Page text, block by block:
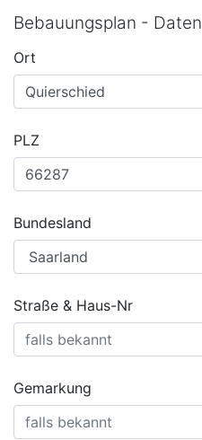
Bebauungsplan - Daten
Ort
PLZ
Bundesland
Straße & Haus-Nr
Gemarkung